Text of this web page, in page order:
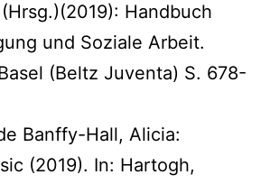
Handbuch
und Soziale Arbeit.
(Beltz Juventa) S. 678-
Banffy-Hall, Alicia:
(2019). In: Hartogh,